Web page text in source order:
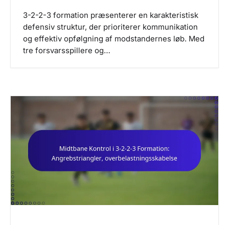
3-2-2-3 formation præsenterer en karakteristisk
defensiv struktur, der prioriterer kommunikation
og effektiv opfølgning af modstandernes løb. Med
tre forsvarsspillere og…